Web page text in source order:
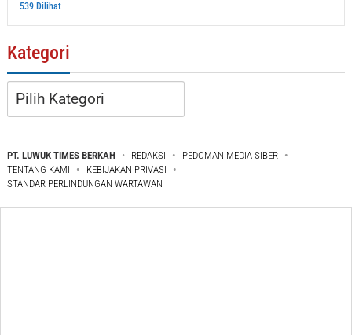
539 Dilihat
Kategori
Kategori
PT. LUWUK TIMES BERKAH REDAKSI
PEDOMAN MEDIA SIBER
TENTANG KAMI
KEBIJAKAN PRIVASI
STANDAR PERLINDUNGAN WARTAWAN